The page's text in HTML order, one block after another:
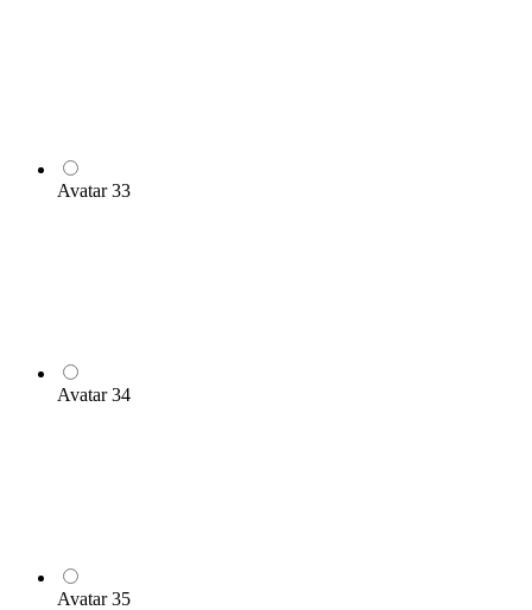
Avatar 33
Avatar 34
Avatar 35